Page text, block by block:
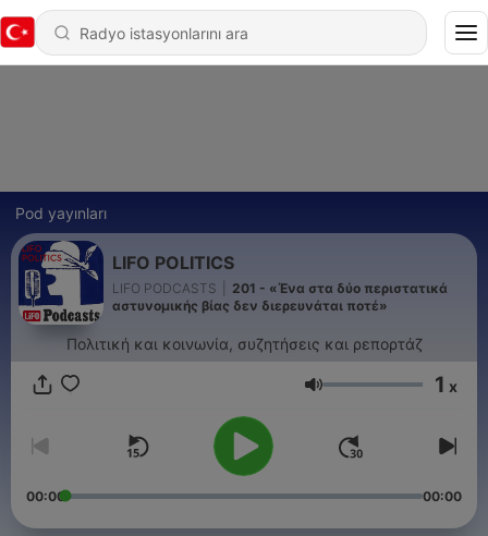
Pod yayınları
LIFO POLITICS
LIFO PODCASTS
201 - «Ένα στα δύο περιστατικά
αστυνομικής βίας δεν διερευνάται ποτέ»
Πολιτική και κοινωνία, συζητήσεις και ρεπορτάζ
Ses 1 x
00:00 00:00